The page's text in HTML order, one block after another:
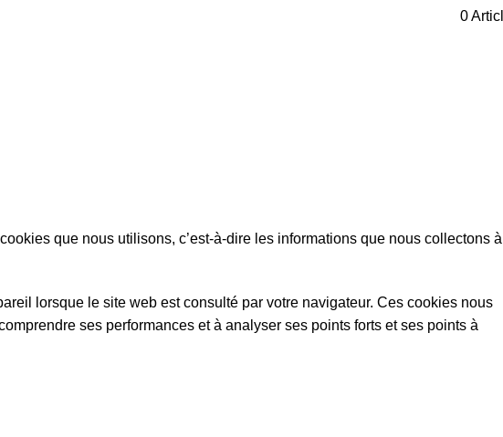
0
que nous utilisons, c’est-à-dire les informations que nous collectons à
lorsque le site web est consulté par votre navigateur. Ces cookies nous
ses performances et à analyser ses points forts et ses points à